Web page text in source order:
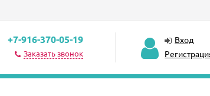
+7-916-370-05-19
Заказать звонок
Вход